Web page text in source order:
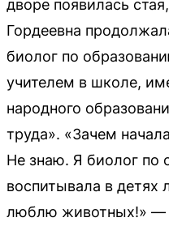
дворе появилась
Гордеевна
биолог по
учителем в школе,
народного
труда». «Зачем
Не знаю. Я биолог по
воспитывала в
люблю животных!» —